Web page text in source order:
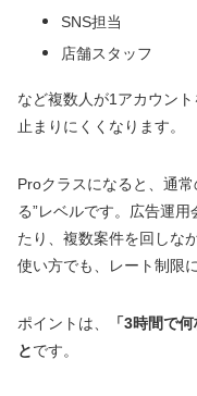
SNS担当
店舗スタッフ
など複数人が1アカウン
止まりにくくなります。
Proクラスになると、通
る”レベルです。広告運
たり、複数案件を回しな
使い方でも、レート制限
ポイントは、
「3時間で
とです。